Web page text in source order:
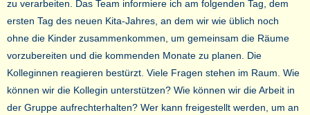
zu verarbeiten. Das Team informiere ich am folgenden Tag, dem
ersten Tag des neuen Kita-Jahres, an dem wir wie üblich noch
ohne die Kinder zusammenkommen, um gemeinsam die Räume
vorzubereiten und die kommenden Monate zu planen. Die
Kolleginnen reagieren bestürzt. Viele Fragen stehen im Raum. Wie
können wir die Kollegin unterstützen? Wie können wir die Arbeit in
der Gruppe aufrechterhalten? Wer kann freigestellt werden, um an